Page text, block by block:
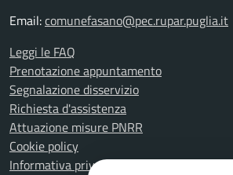
Email:comunefasano@pec.rupar.puglia.it
Leggi le FAQ
Prenotazione appuntamento
Segnalazione disservizio
Richiesta d'assistenza
Attuazione misure PNRR
Cookie policy
Informativa privacy